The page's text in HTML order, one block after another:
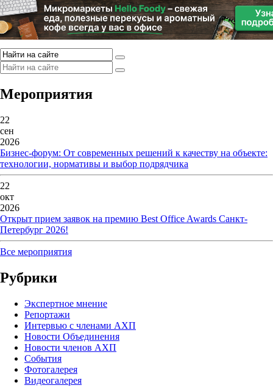
Мероприятия
22
сен
2026
Бизнес-форум: От современных решений к качеству на объекте:
технологии, нормативы и выбор подрядчика
22
окт
2026
Открыт прием заявок на премию Best Office Awards Санкт-
Петербург 2026!
Все мероприятия
Рубрики
Экспертное мнение
Репортажи
Интервью с членами АХП
Новости Объединения
Новости членов АХП
События
Фотогалерея
Видеогалерея